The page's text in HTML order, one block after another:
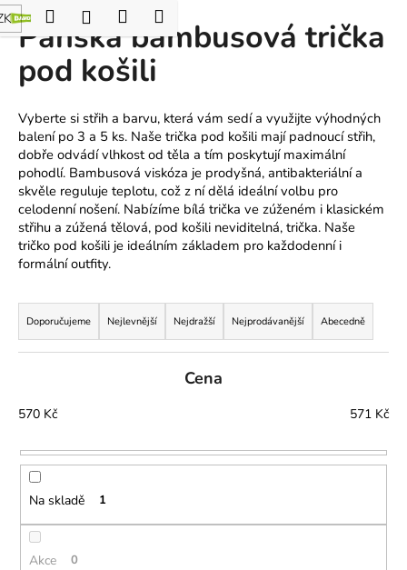
Přejít
obsah
HledatPřihlášení
Nákupní
košík
Menu
Pánská bambusová trička
pod košili
Vyberte si střih a barvu, která vám sedí a využijte výhodných
balení po 3 a 5 ks. Naše trička pod košili mají padnoucí střih,
dobře odvádí vlhkost od těla a tím poskytují maximální
pohodlí. Bambusová viskóza je prodyšná, antibakteriální a
skvěle reguluje teplotu, což z ní dělá ideální volbu pro
celodenní nošení. Nabízíme bílá trička ve zúženém i klasickém
střihu a zúžená tělová, pod košili neviditelná, trička. Naše
tričko pod košili je ideálním základem pro každodenní i
formální outfity.
Ř
a
z
í
p
r
o
u
Doporučujeme Nejlevnější Nejdražší Nejprodávanější Abecedně
Cena
570 Kč 571 Kč
Na skladě 1
Akce 0
K
o
Zpět
Zpět
o
p
o
t
ř
e
b
j
e
t
n
j
?